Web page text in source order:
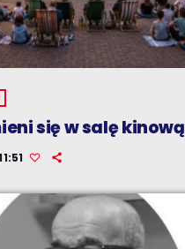
się w salę kinową